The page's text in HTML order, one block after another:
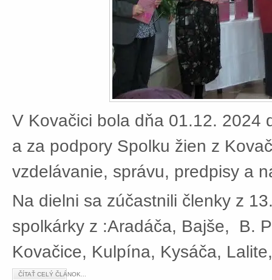
V Kovačici bola dňa 01.12. 2024
a za podpory Spolku žien z
vzdelávanie, správu, predpisy a
Na dielni sa zúčastnili členky z
spolkárky z :Aradáča, Bajše, B.
Kovačice, Kulpína, Kysáča,
ČÍTAŤ CELÝ ČLÁNOK...